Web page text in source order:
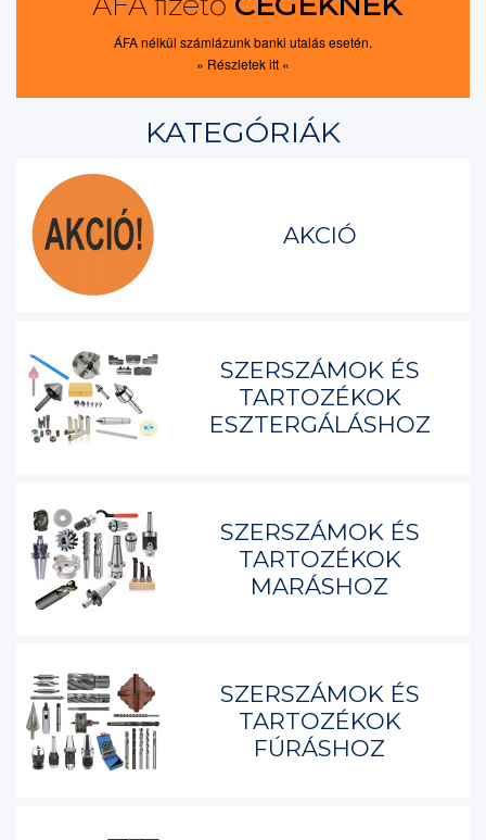
ÁFA nélkül számlázunk banki utalás esetén.
» Részletek itt «
KATEGÓRIÁK
AKCIÓ
SZERSZÁMOK ÉS
TARTOZÉKOK
ESZTERGÁLÁSHOZ
SZERSZÁMOK ÉS
TARTOZÉKOK
MARÁSHOZ
SZERSZÁMOK ÉS
TARTOZÉKOK
FÚRÁSHOZ